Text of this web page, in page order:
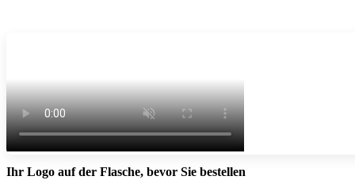
Ihr Logo auf der Flasche, bevor Sie bestellen